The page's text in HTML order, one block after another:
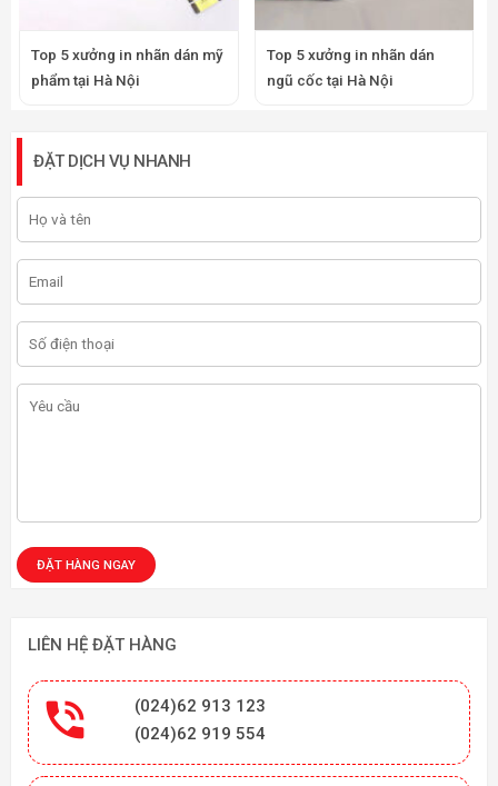
Top 5 xưởng in nhãn dán mỹ
phẩm tại Hà Nội
Top 5 xưởng in nhãn dán
ngũ cốc tại Hà Nội
ĐẶT DỊCH VỤ NHANH
LIÊN HỆ ĐẶT HÀNG

(024)62 913 123
(024)62 919 554